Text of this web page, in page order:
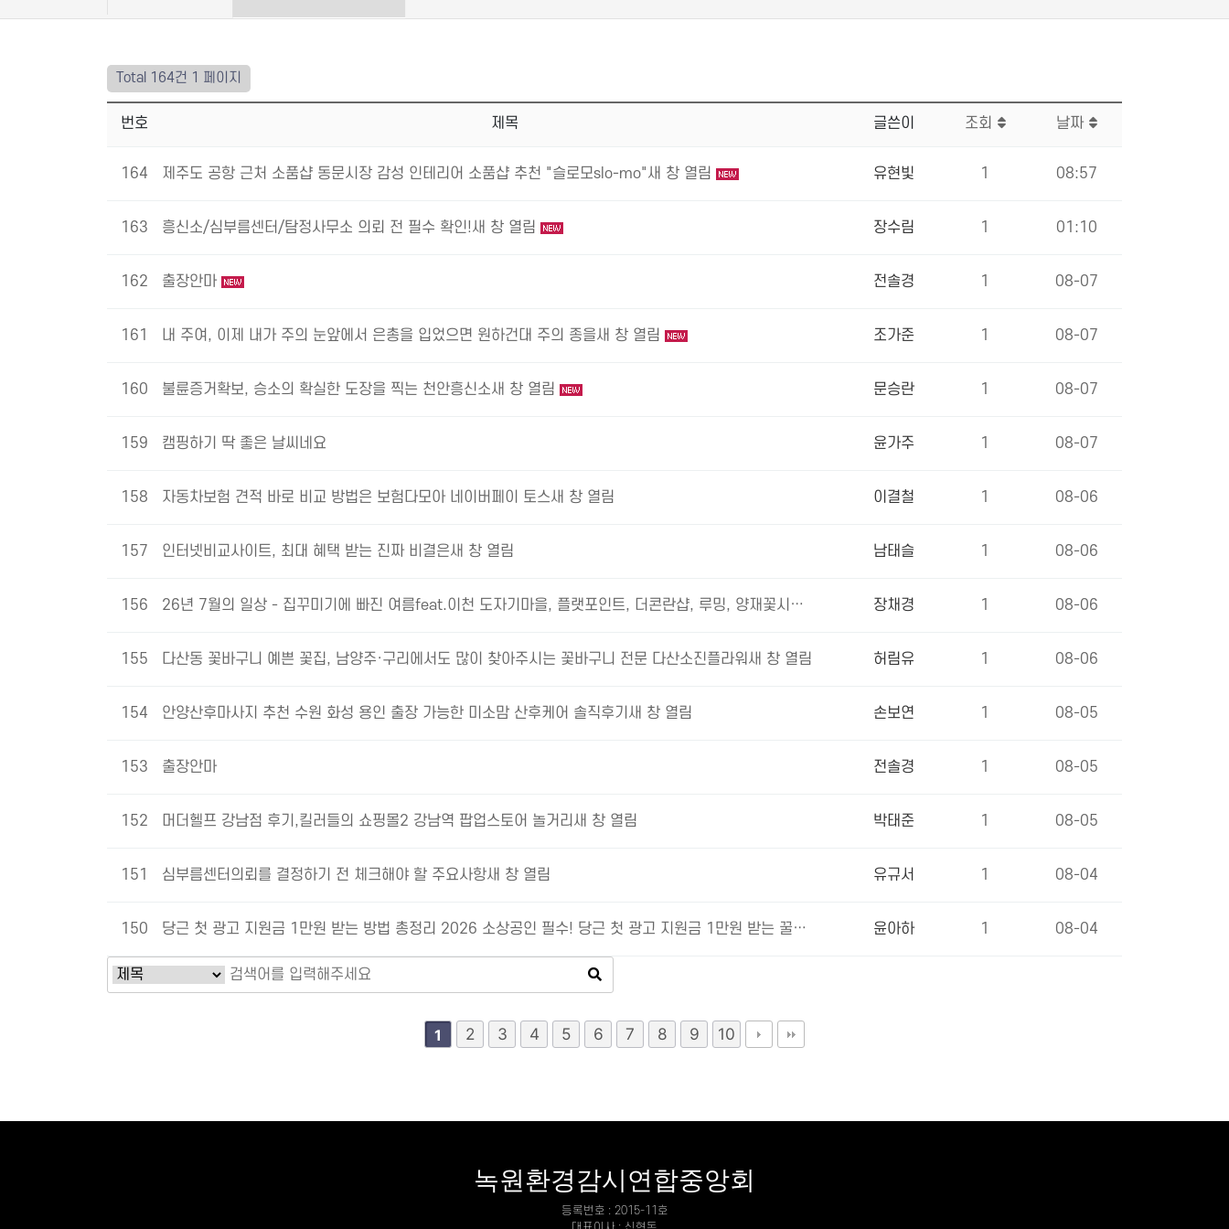
Total 164건 1 페이지
번호 제목 글쓴이 조회 날짜
164 제주도 공항 근처 소품샵 동문시장 감성 인테리어 소품샵 추천 "슬로모slo-mo"새 창 열림 유현빛 1 08:57
163 흥신소/심부름센터/탐정사무소 의뢰 전 필수 확인!새 창 열림 장수림 1 01:10
162 출장안마 전솔경 1 08-07
161 내 주여, 이제 내가 주의 눈앞에서 은총을 입었으면 원하건대 주의 종을새 창 열림 조가준 1 08-07
160 불륜증거확보, 승소의 확실한 도장을 찍는 천안흥신소새 창 열림 문승란 1 08-07
159 캠핑하기 딱 좋은 날씨네요 윤가주 1 08-07
158 자동차보험 견적 바로 비교 방법은 보험다모아 네이버페이 토스새 창 열림 이결철 1 08-06
157 인터넷비교사이트, 최대 혜택 받는 진짜 비결은새 창 열림 남태슬 1 08-06
156 26년 7월의 일상 - 집꾸미기에 빠진 여름feat.이천 도자기마을, 플랫포인트, 더콘란샵, 루밍, 양재꽃시… 장채경 1 08-06
155 다산동 꽃바구니 예쁜 꽃집, 남양주·구리에서도 많이 찾아주시는 꽃바구니 전문 다산소진플라워새 창 열림 허림유 1 08-06
154 안양산후마사지 추천 수원 화성 용인 출장 가능한 미소맘 산후케어 솔직후기새 창 열림 손보연 1 08-05
153 출장안마 전솔경 1 08-05
152 머더헬프 강남점 후기,킬러들의 쇼핑몰2 강남역 팝업스토어 놀거리새 창 열림 박태준 1 08-05
151 심부름센터의뢰를 결정하기 전 체크해야 할 주요사항새 창 열림 유규서 1 08-04
150 당근 첫 광고 지원금 1만원 받는 방법 총정리 2026 소상공인 필수! 당근 첫 광고 지원금 1만원 받는 꿀… 윤아하 1 08-04
1 2 3 4 5 6 7 8 9 10
녹원환경감시연합중앙회
등록번호 : 2015-11호